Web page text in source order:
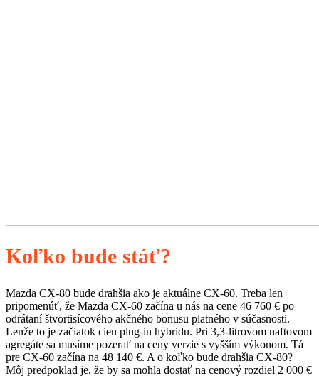
Koľko bude stáť?
Mazda CX-80 bude drahšia ako je aktuálne CX-60. Treba len
pripomenúť, že Mazda CX-60 začína u nás na cene 46 760 € po
odrátaní štvortisícového akčného bonusu platného v súčasnosti.
Lenže to je začiatok cien plug-in hybridu. Pri 3,3-litrovom naftovom
agregáte sa musíme pozerať na ceny verzie s vyšším výkonom. Tá
pre CX-60 začína na 48 140 €. A o koľko bude drahšia CX-80?
Môj predpoklad je, že by sa mohla dostať na cenový rozdiel 2 000 €